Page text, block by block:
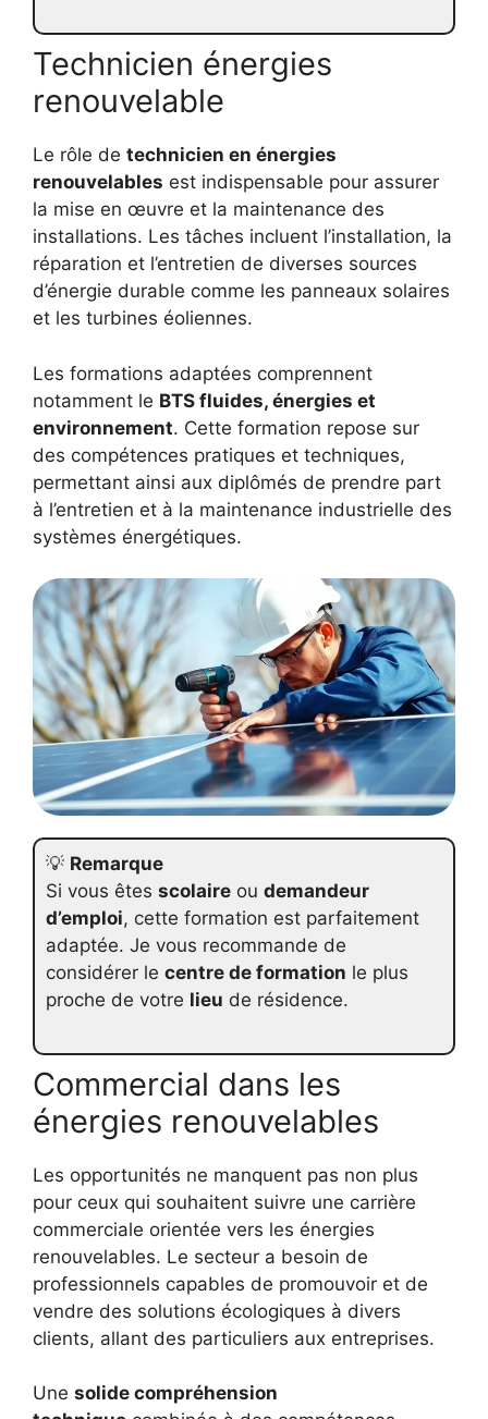
Technicien énergies
renouvelable
Le rôle de technicien en énergies
renouvelables est indispensable pour assurer
la mise en œuvre et la maintenance des
installations. Les tâches incluent l’installation, la
réparation et l’entretien de diverses sources
d’énergie durable comme les panneaux solaires
et les turbines éoliennes.
Les formations adaptées comprennent
notamment le BTS fluides, énergies et
environnement. Cette formation repose sur
des compétences pratiques et techniques,
permettant ainsi aux diplômés de prendre part
à l’entretien et à la maintenance industrielle des
systèmes énergétiques.
💡 Remarque
Si vous êtes scolaire ou demandeur
d’emploi, cette formation est parfaitement
adaptée. Je vous recommande de
considérer le centre de formation le plus
proche de votre lieu de résidence.
Commercial dans les
énergies renouvelables
Les opportunités ne manquent pas non plus
pour ceux qui souhaitent suivre une carrière
commerciale orientée vers les énergies
renouvelables. Le secteur a besoin de
professionnels capables de promouvoir et de
vendre des solutions écologiques à divers
clients, allant des particuliers aux entreprises.
Une solide compréhension